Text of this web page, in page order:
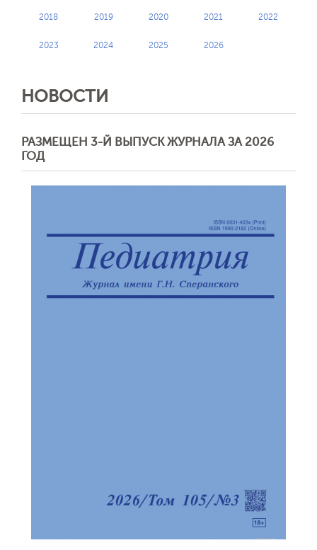
2018 2019 2020 2021 2022
2023 2024 2025 2026
НОВОСТИ
РАЗМЕЩЕН 3-Й ВЫПУСК ЖУРНАЛА ЗА 2026
ГОД